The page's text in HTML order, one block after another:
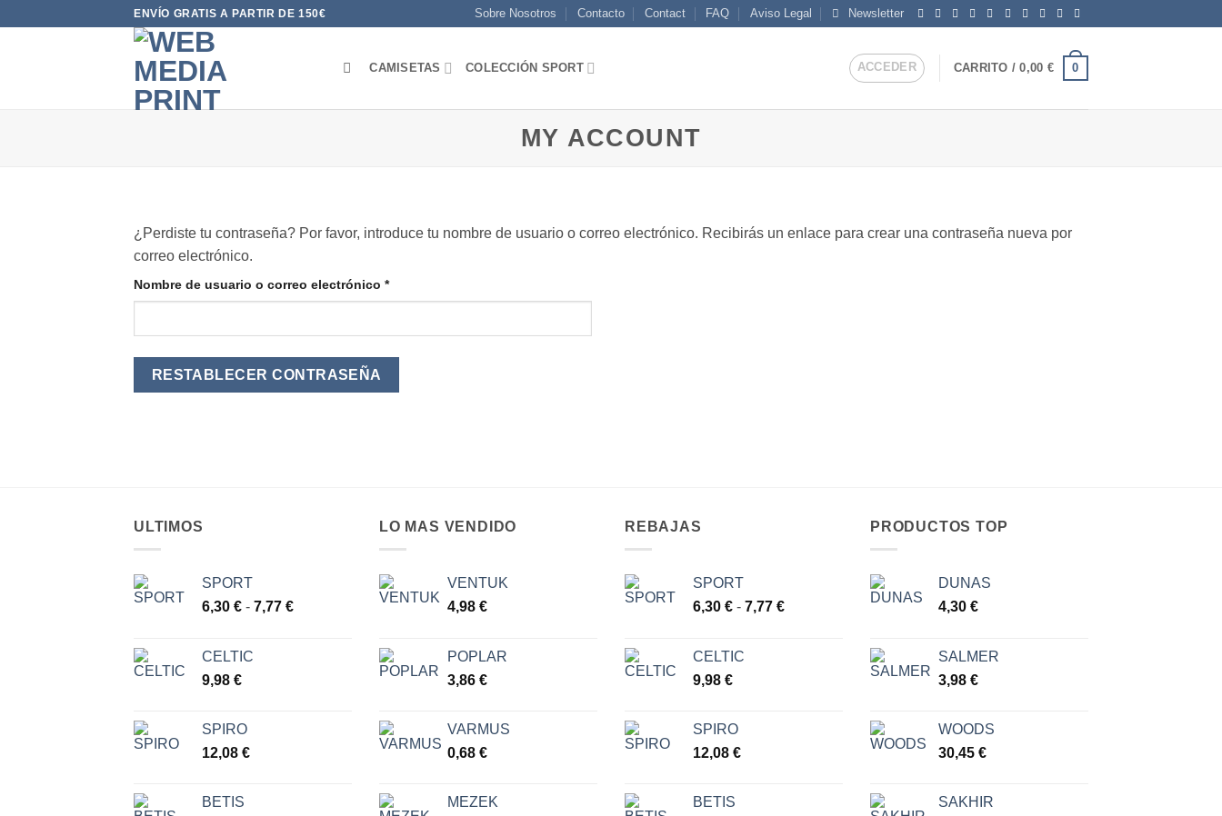
ENVÍO GRATIS A PARTIR DE 150€ Sobre Nosotros Contacto Contact FAQ Aviso Legal Newsletter
CAMISETAS COLECCIÓN SPORT ACCEDER CARRITO /0,00 € 0
MY ACCOUNT
¿Perdiste tu contraseña? Por favor, introduce tu nombre de usuario o correo electrónico. Recibirás un enlace para crear una contraseña nueva por
correo electrónico.
Nombre de usuario o correo electrónico *Obligatorio
RESTABLECER CONTRASEÑA
ULTIMOS
SPORT
6,30 € - 7,77 €Rango
CELTIC
9,98 €
SPIRO
12,08 €
BETIS
LO MAS VENDIDO
VENTUK
4,98 €
POPLAR
3,86 €
VARMUS
0,68 €
MEZEK
REBAJAS
SPORT
6,30 € - 7,77 €Rango
CELTIC
9,98 €
SPIRO
12,08 €
BETIS
PRODUCTOS TOP
DUNAS
4,30 €
SALMER
3,98 €
WOODS
30,45 €
SAKHIR